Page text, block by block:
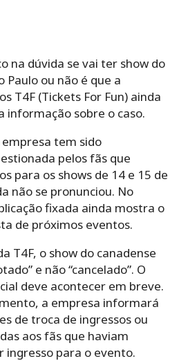
na dúvida se vai ter show do
Paulo ou não é que a
T4F (Tickets For Fun) ainda
informação sobre o caso.
empresa tem sido
pelos fãs que
para os shows de 14 e 15 de
não se pronunciou. No
fixada ainda mostra o
de próximos eventos.
T4F, o show do canadense
e não “cancelado”. O
deve acontecer em breve.
a empresa informará
de troca de ingressos ou
aos fãs que haviam
ingresso para o evento.